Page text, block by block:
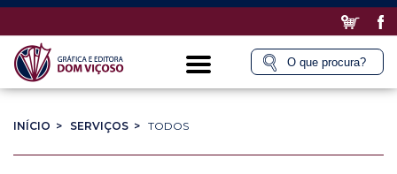
INÍCIO > SERVIÇOS > TODOS